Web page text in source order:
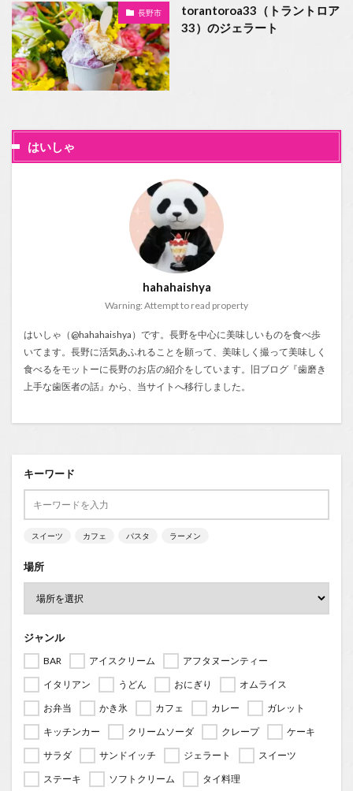
長野市
torantoroa33（トラントロア
33）のジェラート
はいしゃ
hahahaishya
Warning: Attempt to read property
はいしゃ（@hahahaishya）です。長野を中心に美味しいものを食べ歩
いてます。長野に活気あふれることを願って、美味しく撮って美味しく
食べるをモットーに長野のお店の紹介をしています。旧ブログ『歯磨き
上手な歯医者の話 』から、当サイトへ移行しました。
キーワード
スイーツ カフェ パスタ ラーメン
場所
ジャンル
BAR アイスクリーム
アフタヌーンティー
イタリアン
うどん おにぎり
オムライス
お弁当
かき氷 カフェ カレー
ガレット
キッチンカー
クリームソーダ クレープ
ケーキ
サラダ
サンドイッチ ジェラート
スイーツ
ステーキ
ソフトクリーム
タイ料理